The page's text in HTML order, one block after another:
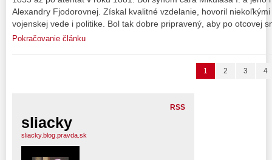
Alexandry Fjodorovnej. Získal kvalitné vzdelanie, hovoril
vojenskej vede i politike. Bol tak dobre pripravený, aby po otcovej
Pokračovanie článku
1 2 3 4
RSS
sliacky
sliacky.blog.pravda.sk